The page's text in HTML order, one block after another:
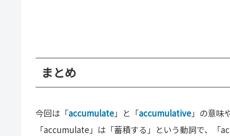
まとめ
今回は「accumulate」と「accumulative」の意味
「accumulate」は「蓄積する」という動詞で、